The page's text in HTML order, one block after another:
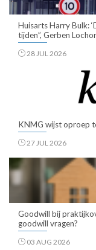
Huisarts Harry Bulk:
tijden”, Gerben
28 JUL 2026
KNMG wijst oproep
27 JUL 2026
Goodwill bij
goodwill vragen?
03 AUG 2026